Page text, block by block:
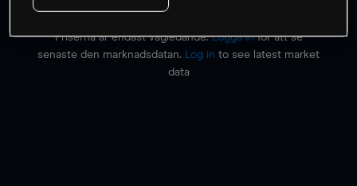
Priserna är endast vägledande.Logga inför att se
senaste den marknadsdatan.
Log in to see latest market
data